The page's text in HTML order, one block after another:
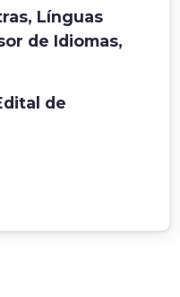
Línguas
de Idiomas,
de